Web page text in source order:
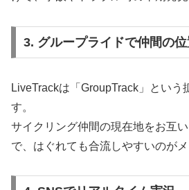
3. グループライドで仲間の
LiveTrackは「GroupTrack」という
す。
サイクリング仲間の現在地をお互
で、はぐれても合流しやすいのがメ